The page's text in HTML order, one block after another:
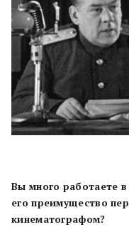
Вы много работаете
его преимущество
кинематографом?